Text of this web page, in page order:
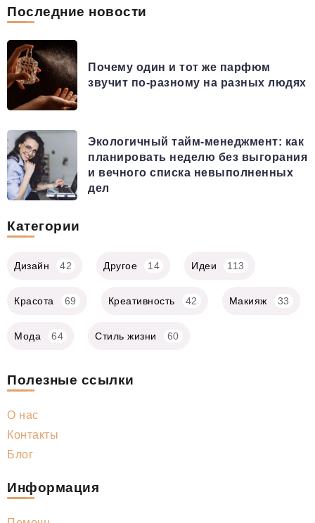
Последние новости
Почему один и тот же парфюм
звучит по-разному на разных людях
Экологичный тайм-менеджмент: как
планировать неделю без выгорания
и вечного списка невыполненных
дел
Категории
Дизайн 42 Другое 14 Идеи 113
Красота 69 Креативность 42 Макияж 33
Мода 64 Стиль жизни 60
Полезные ссылки
О нас
Контакты
Блог
Информация